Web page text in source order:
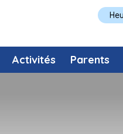
Activités Parents